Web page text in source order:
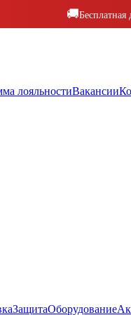
🚚Бесплатная
лояльностиВакансии
ЗащитаОборудование